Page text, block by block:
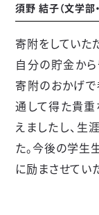
須野 結子（文学部
寄附をしていた
自分の貯金か
寄附のおかげで
通して得た貴
えましたし、生
た。今後の学生
に励まさせてい